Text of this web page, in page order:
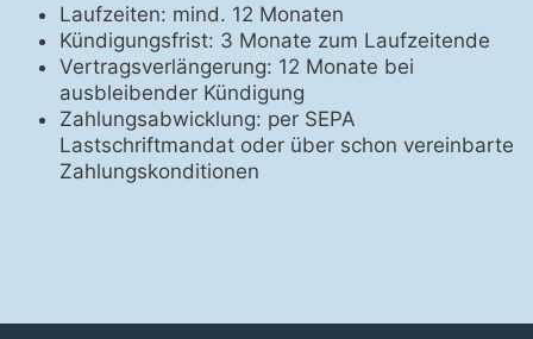
Laufzeiten: mind. 12 Monaten
Kündigungsfrist: 3 Monate zum Laufzeitende
Vertragsverlängerung: 12 Monate bei
ausbleibender Kündigung
Zahlungsabwicklung: per SEPA
Lastschriftmandat oder über schon vereinbarte
Zahlungskonditionen